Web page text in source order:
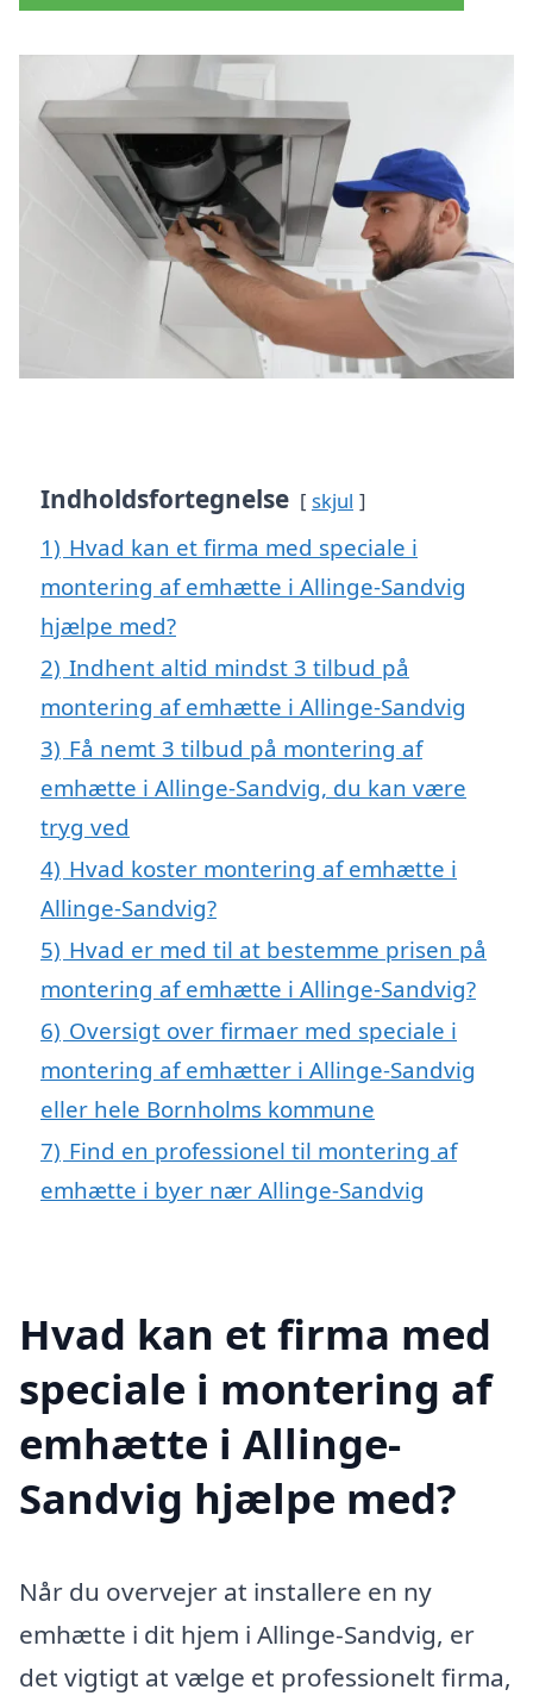
Indholdsfortegnelse skjul
1) Hvad kan et firma med speciale i
montering af emhætte i Allinge-Sandvig
hjælpe med?
2) Indhent altid mindst 3 tilbud på
montering af emhætte i Allinge-Sandvig
3) Få nemt 3 tilbud på montering af
emhætte i Allinge-Sandvig, du kan være
tryg ved
4) Hvad koster montering af emhætte i
Allinge-Sandvig?
5) Hvad er med til at bestemme prisen på
montering af emhætte i Allinge-Sandvig?
6) Oversigt over firmaer med speciale i
montering af emhætter i Allinge-Sandvig
eller hele Bornholms kommune
7) Find en professionel til montering af
emhætte i byer nær Allinge-Sandvig
Hvad kan et firma med
speciale i montering af
emhætte i Allinge-
Sandvig hjælpe med?
Når du overvejer at installere en ny
emhætte i dit hjem i Allinge-Sandvig, er
det vigtigt at vælge et professionelt firma,